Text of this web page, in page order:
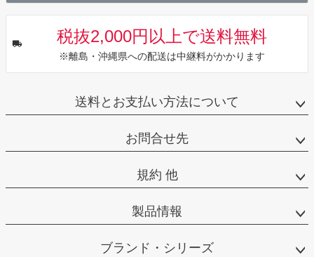
税抜2,000円以上で送料無料
※離島・沖縄県への配送は中継料がかかります
送料とお支払い方法について
お問合せ先
規約 他
製品情報
ブランド・シリーズ